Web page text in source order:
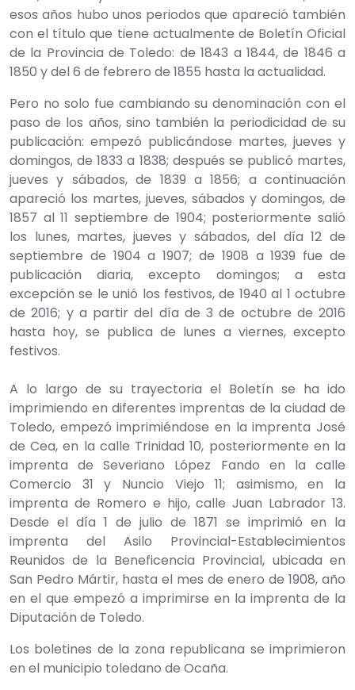
esos años hubo unos periodos que apareció también
con el título que tiene actualmente de Boletín Oficial
de la Provincia de Toledo: de 1843 a 1844, de 1846 a
1850 y del 6 de febrero de 1855 hasta la actualidad.
Pero no solo fue cambiando su denominación con el
paso de los años, sino también la periodicidad de su
publicación: empezó publicándose martes, jueves y
domingos, de 1833 a 1838; después se publicó martes,
jueves y sábados, de 1839 a 1856; a continuación
apareció los martes, jueves, sábados y domingos, de
1857 al 11 septiembre de 1904; posteriormente salió
los lunes, martes, jueves y sábados, del día 12 de
septiembre de 1904 a 1907; de 1908 a 1939 fue de
publicación diaria, excepto domingos; a esta
excepción se le unió los festivos, de 1940 al 1 octubre
de 2016; y a partir del día de 3 de octubre de 2016
hasta hoy, se publica de lunes a viernes, excepto
festivos.
A lo largo de su trayectoria el Boletín se ha ido
imprimiendo en diferentes imprentas de la ciudad de
Toledo, empezó imprimiéndose en la imprenta José
de Cea, en la calle Trinidad 10, posteriormente en la
imprenta de Severiano López Fando en la calle
Comercio 31 y Nuncio Viejo 11; asimismo, en la
imprenta de Romero e hijo, calle Juan Labrador 13.
Desde el día 1 de julio de 1871 se imprimió en la
imprenta del Asilo Provincial-Establecimientos
Reunidos de la Beneficencia Provincial, ubicada en
San Pedro Mártir, hasta el mes de enero de 1908, año
en el que empezó a imprimirse en la imprenta de la
Diputación de Toledo.
Los boletines de la zona republicana se imprimieron
en el municipio toledano de Ocaña.